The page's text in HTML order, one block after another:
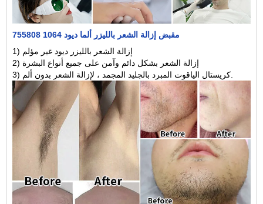
755808 1064 مقبض إزالة الشعر بالليزر ألما ديود
1) إزالة الشعر بالليزر ديود غير مؤلم
2) إزالة الشعر بشكل دائم وآمن على جميع أنواع البشرة